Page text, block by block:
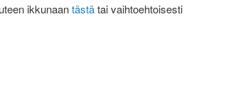
ikkunaantästätai vaihtoehtoisesti